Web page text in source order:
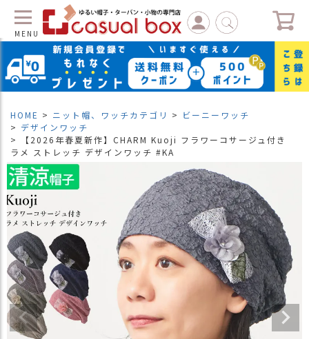
MENU
マ
イ
ペ
ー
ジ
（
新
規
会
員
登
録
）
HOME ニット帽、ワッチカテゴリ
ビーニーワッチ
デザインワッチ
【2026年春夏新作】CHARM Kuoji フラワーコサージュ付き
ラメ ストレッチ デザインワッチ #KA